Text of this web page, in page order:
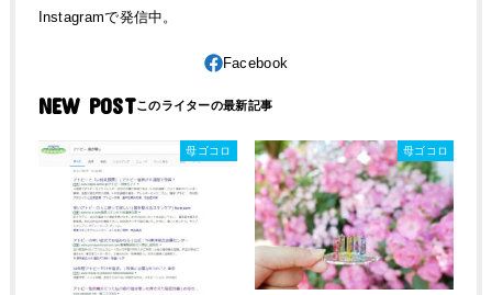
Instagramで発信中。
NEW POST
母ゴコロ 母ゴコロ